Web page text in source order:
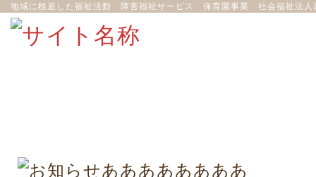
地域に根差した福祉活動 障害福祉サービス 保育園事業 社会福祉法人